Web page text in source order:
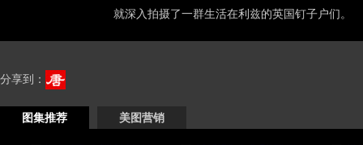
就深入拍摄了一群生活在利兹的英国钉子户们。
分享到：
图集推荐 美图营销